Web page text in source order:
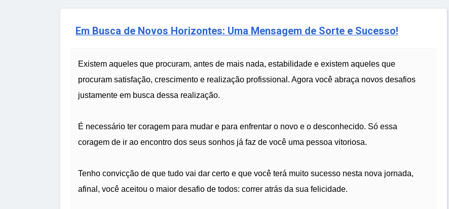
Em Busca de Novos Horizontes: Uma Mensagem de Sorte e Sucesso!
Existem aqueles que procuram, antes de mais nada, estabilidade e existem aqueles que
procuram satisfação, crescimento e realização profissional. Agora você abraça novos desafios
justamente em busca dessa realização.
É necessário ter coragem para mudar e para enfrentar o novo e o desconhecido. Só essa
coragem de ir ao encontro dos seus sonhos já faz de você uma pessoa vitoriosa.
Tenho convicção de que tudo vai dar certo e que você terá muito sucesso nesta nova jornada,
afinal, você aceitou o maior desafio de todos: correr atrás da sua felicidade.